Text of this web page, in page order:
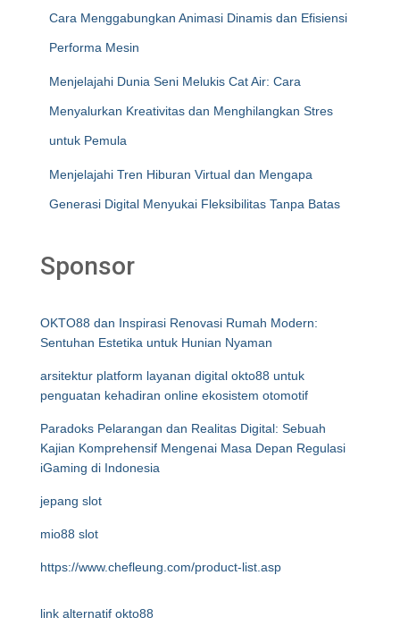
Cara Menggabungkan Animasi Dinamis dan Efisiensi
Performa Mesin
Menjelajahi Dunia Seni Melukis Cat Air: Cara
Menyalurkan Kreativitas dan Menghilangkan Stres
untuk Pemula
Menjelajahi Tren Hiburan Virtual dan Mengapa
Generasi Digital Menyukai Fleksibilitas Tanpa Batas
Sponsor
OKTO88 dan Inspirasi Renovasi Rumah Modern:
Sentuhan Estetika untuk Hunian Nyaman
arsitektur platform layanan digital okto88 untuk
penguatan kehadiran online ekosistem otomotif
Paradoks Pelarangan dan Realitas Digital: Sebuah
Kajian Komprehensif Mengenai Masa Depan Regulasi
iGaming di Indonesia
jepang slot
mio88 slot
https://www.chefleung.com/product-list.asp
link alternatif okto88